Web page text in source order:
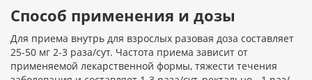
Способ применения и дозы
Для приема внутрь для взрослых разовая доза составляет
25-50 мг 2-3 раза/сут. Частота приема зависит от
применяемой лекарственной формы, тяжести течения